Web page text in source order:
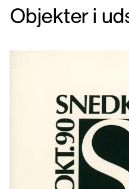
Objekter i